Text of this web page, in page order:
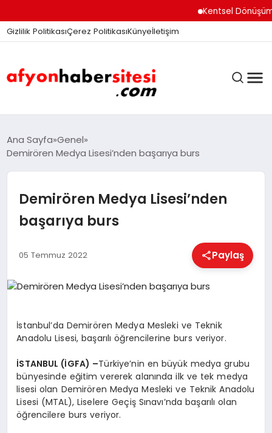
Kentsel Dönüşüm
Gizlilik PolitikasıÇerez PolitikasıKünyeİletişim
ANASAYFA
DÜNYA
HABERLER
MAGAZIN
Ana Sayfa Genel
Demirören Medya Lisesi’nden başarıya burs
Demirören Medya Lisesi’nden
başarıya burs
05 Temmuz 2022 Paylaş
İstanbul’da Demirören Medya Mesleki ve Teknik
Anadolu Lisesi, başarılı öğrencilerine burs veriyor.
İSTANBUL (İGFA) –Türkiye’nin en büyük medya grubu
bünyesinde eğitim vererek alanında ilk ve tek medya
lisesi olan Demirören Medya Mesleki ve Teknik Anadolu
Lisesi (MTAL), Liselere Geçiş Sınavı’nda başarılı olan
öğrencilere burs veriyor.